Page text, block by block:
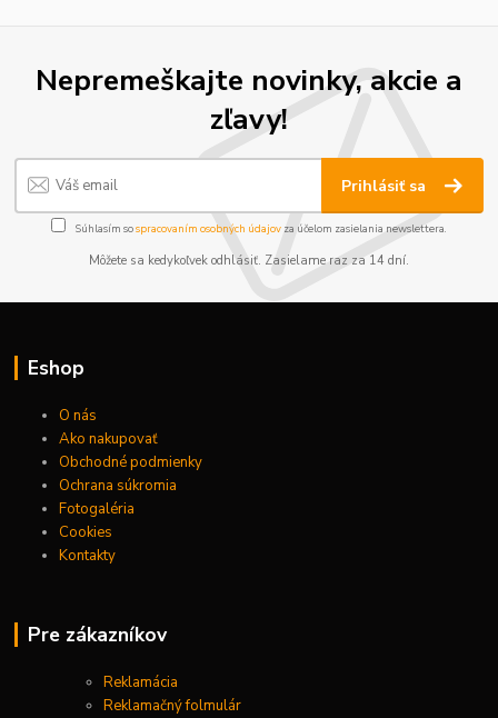
Nepremeškajte novinky, akcie a
zľavy!
Prihlásiť sa
Súhlasím sospracovaním osobných údajov za účelom zasielania newslettera.
Môžete sa kedykoľvek odhlásiť. Zasielame raz za 14 dní.
Eshop
O nás
Ako nakupovať
Obchodné podmienky
Ochrana súkromia
Fotogaléria
Cookies
Kontakty
Pre zákazníkov
Reklamácia
Reklamačný folmulár